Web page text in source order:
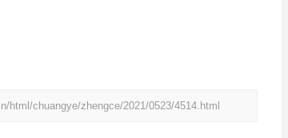
html/chuangye/zhengce/2021/0523/4514.html